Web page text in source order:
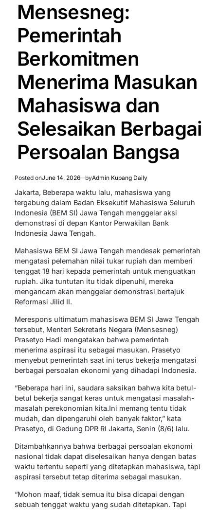
Mensesneg:
Pemerintah
Berkomitmen
Menerima Masukan
Mahasiswa dan
Selesaikan Berbagai
Persoalan Bangsa
Posted onJune 14, 2026 byAdmin Kupang Daily
Jakarta, Beberapa waktu lalu, mahasiswa yang
tergabung dalam Badan Eksekutif Mahasiswa Seluruh
Indonesia (BEM SI) Jawa Tengah menggelar aksi
demonstrasi di depan Kantor Perwakilan Bank
Indonesia Jawa Tengah.
Mahasiswa BEM SI Jawa Tengah mendesak pemerintah
mengatasi pelemahan nilai tukar rupiah dan memberi
tenggat 18 hari kepada pemerintah untuk menguatkan
rupiah. Jika tuntutan itu tidak dipenuhi, mereka
mengancam akan menggelar demonstrasi bertajuk
Reformasi Jilid II.
Merespons ultimatum mahasiswa BEM SI Jawa Tengah
tersebut, Menteri Sekretaris Negara (Mensesneg)
Prasetyo Hadi mengatakan bahwa pemerintah
menerima aspirasi itu sebagai masukan. Prasetyo
menyebut pemerintah saat ini terus bekerja mengatasi
berbagai persoalan ekonomi yang dihadapi Indonesia.
“Beberapa hari ini, saudara saksikan bahwa kita betul-
betul bekerja sangat keras untuk mengatasi masalah-
masalah perekonomian kita.Ini memang tentu tidak
mudah, dan dipengaruhi oleh banyak faktor,” kata
Prasetyo, di Gedung DPR RI Jakarta, Senin (8/6) lalu.
Ditambahkannya bahwa berbagai persoalan ekonomi
nasional tidak dapat diselesaikan hanya dengan batas
waktu tertentu seperti yang ditetapkan mahasiswa, tapi
aspirasi tersebut tetap diterima sebagai masukan.
“Mohon maaf, tidak semua itu bisa dicapai dengan
sebuah tenggat waktu yang sudah ditetapkan. Tapi